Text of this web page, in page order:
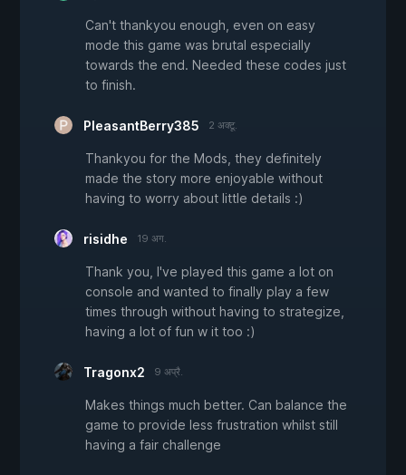
Can't thankyou enough, even on easy
mode this game was brutal especially
towards the end. Needed these codes just
to finish.
PleasantBerry385 2 अक्टू.
Thankyou for the Mods, they definitely
made the story more enjoyable without
having to worry about little details :)
risidhe 19 अग.
Thank you, I've played this game a lot on
console and wanted to finally play a few
times through without having to strategize,
having a lot of fun w it too :)
Tragonx2 9 अप्रै.
Makes things much better. Can balance the
game to provide less frustration whilst still
having a fair challenge